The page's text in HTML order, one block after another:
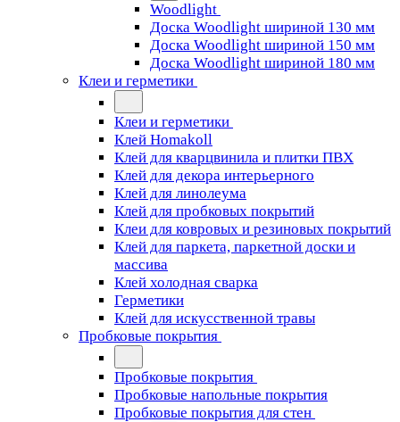
Woodlight
Доска Woodlight шириной 130 мм
Доска Woodlight шириной 150 мм
Доска Woodlight шириной 180 мм
Клеи и герметики
Клеи и герметики
Клей Homakoll
Клей для кварцвинила и плитки ПВХ
Клей для декора интерьерного
Клей для линолеума
Клей для пробковых покрытий
Клеи для ковровых и резиновых покрытий
Клей для паркета, паркетной доски и
массива
Клей холодная сварка
Герметики
Клей для искусственной травы
Пробковые покрытия
Пробковые покрытия
Пробковые напольные покрытия
Пробковые покрытия для стен